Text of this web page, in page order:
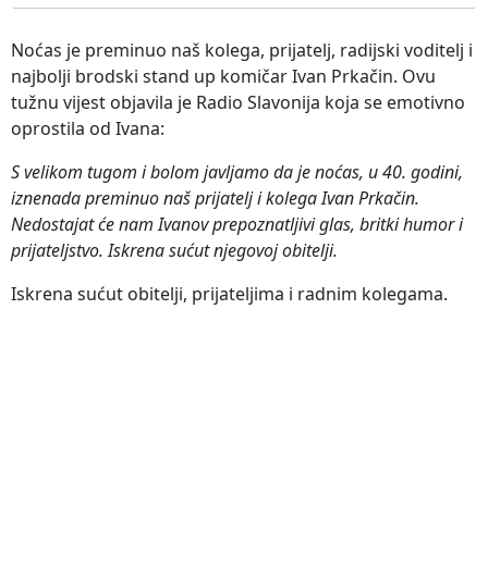
Noćas je preminuo naš kolega, prijatelj, radijski voditelj i
najbolji brodski stand up komičar Ivan Prkačin. Ovu
tužnu vijest objavila je Radio Slavonija koja se emotivno
oprostila od Ivana:
S velikom tugom i bolom javljamo da je noćas, u 40. godini,
iznenada preminuo naš prijatelj i kolega Ivan Prkačin.
Nedostajat će nam Ivanov prepoznatljivi glas, britki humor i
prijateljstvo. Iskrena sućut njegovoj obitelji.
Iskrena sućut obitelji, prijateljima i radnim kolegama.